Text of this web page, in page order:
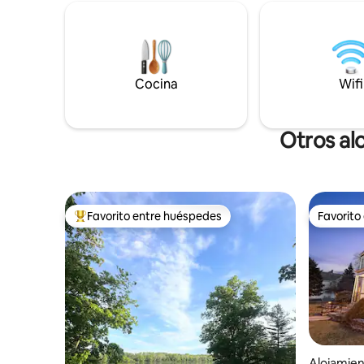
temporada (01/05 - 01/10) ✔ Jacuzzi ✔ 4
dormitorios + sala de juegos tipo loft apta
para niños ✔ Los perros son bienvenidos
Cocina ✔ completa. ✔ Fogata y parrilla ✔
o toca ❤️ para guardar
un
cerca
Maumee.
Cocina Wifi
Otros
Favorito entre huéspedes preferido
Favorito entre huéspedes